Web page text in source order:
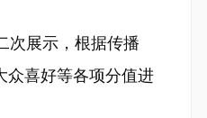
展示，根据传播
众喜好等各项分值进